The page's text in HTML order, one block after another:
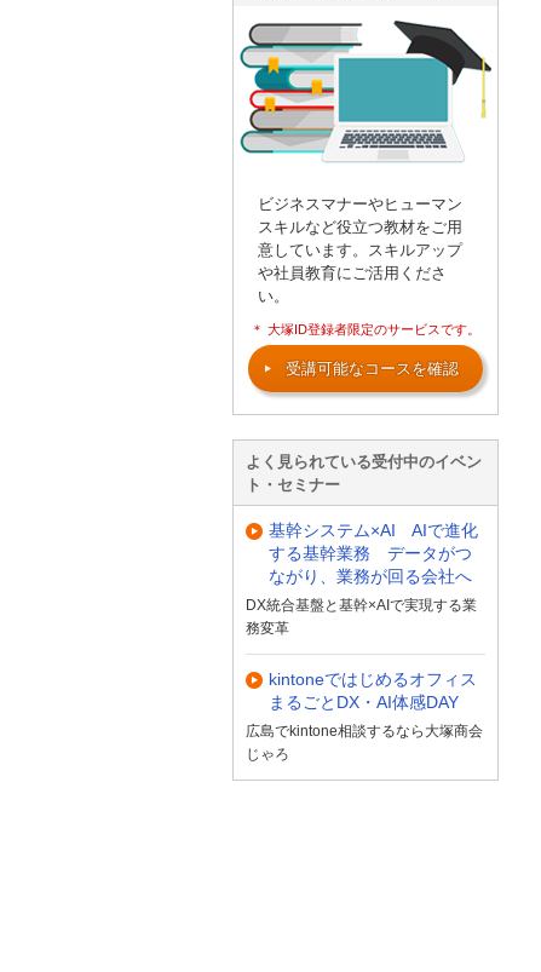
ビジネスマナーやヒューマン
スキルなど役立つ教材をご用
意しています。スキルアップ
や社員教育にご活用くださ
い。
＊ 大塚ID登録者限定のサービスです。
受講可能なコースを確認
よく見られている受付中のイベン
ト・セミナー
基幹システム×AI AIで進化
する基幹業務 データがつ
ながり、業務が回る会社へ
DX統合基盤と基幹×AIで実現する業
務変革
kintoneではじめるオフィス
まるごとDX・AI体感DAY
広島でkintone相談するなら大塚商会
じゃろ